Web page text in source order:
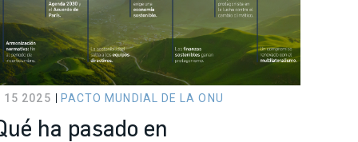
15 2025 PACTO MUNDIAL DE LA ONU
ha pasado en